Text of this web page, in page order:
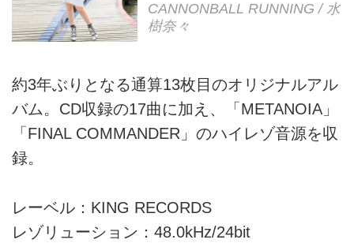
CANNONBALL RUNNING / 水
樹奈々
約3年ぶりとなる通算13枚目のオリジナルアル
バム。CD収録の17曲に加え、「METANOIA」
「FINAL COMMANDER」のハイレゾ音源を収
録。
レーベル：KING RECORDS
レゾリューション：48.0kHz/24bit